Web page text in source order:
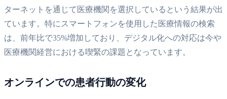
ターネットを通じて医療機関を選択しているという結果が出
ています。特にスマートフォンを使用した医療情報の検索
は、前年比で35%増加しており、デジタル化への対応は今や
医療機関経営における喫緊の課題となっています。
オンラインでの患者行動の変化